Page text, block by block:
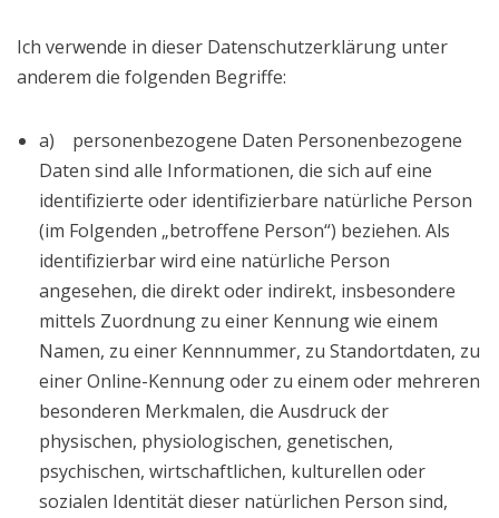
Ich verwende in dieser Datenschutzerklärung unter
anderem die folgenden Begriffe:
a) personenbezogene Daten Personenbezogene
Daten sind alle Informationen, die sich auf eine
identifizierte oder identifizierbare natürliche Person
(im Folgenden „betroffene Person“) beziehen. Als
identifizierbar wird eine natürliche Person
angesehen, die direkt oder indirekt, insbesondere
mittels Zuordnung zu einer Kennung wie einem
Namen, zu einer Kennnummer, zu Standortdaten, zu
einer Online-Kennung oder zu einem oder mehreren
besonderen Merkmalen, die Ausdruck der
physischen, physiologischen, genetischen,
psychischen, wirtschaftlichen, kulturellen oder
sozialen Identität dieser natürlichen Person sind,